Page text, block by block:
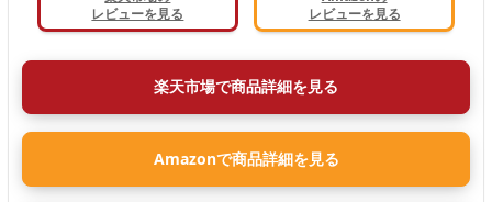
レビューを見る
レビューを見る
楽天市場で商品詳細を見る
Amazonで商品詳細を見る